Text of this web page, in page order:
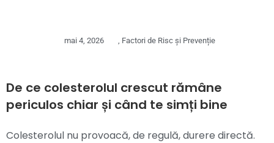
mai 4, 2026 , Factori de Risc și Prevenție
De ce colesterolul crescut rămâne
periculos chiar și când te simți bine
Colesterolul nu provoacă, de regulă, durere directă.